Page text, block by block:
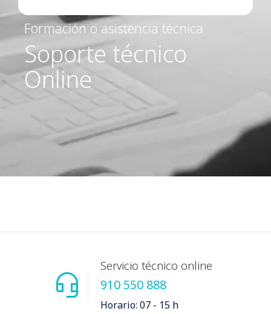
Formación o asistencia técnica
Soporte técnico
Online
Servicio técnico online
910 550 888
Horario: 07 - 15 h